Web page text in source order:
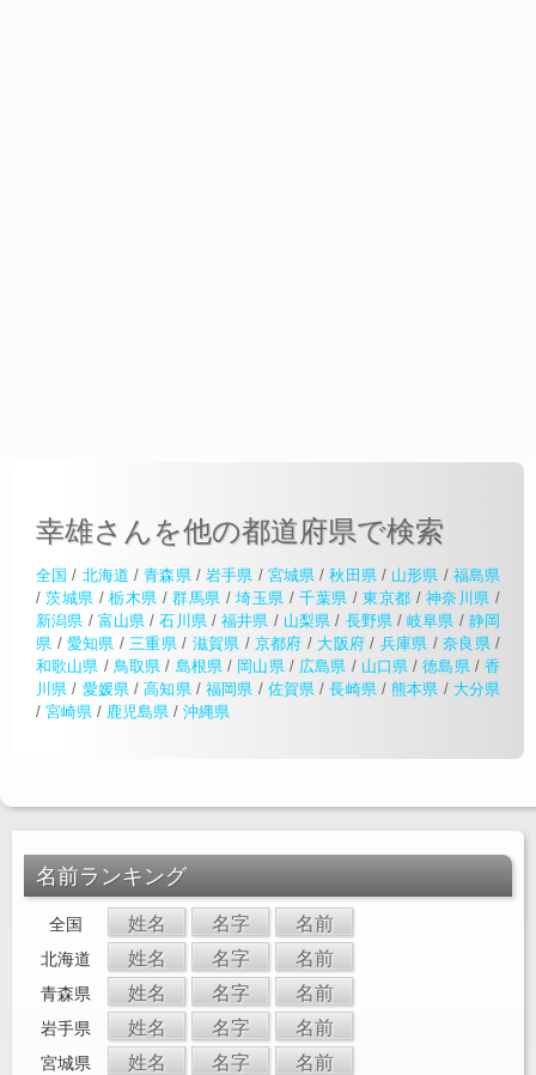
幸雄さんを他の都道府県で検索
全国 / 北海道 /青森県/ 岩手県 / 宮城県 /秋田県/ 山形県 / 福島県
/茨城県 /栃木県 /群馬県 /埼玉県 /千葉県 /東京都 /神奈川県 /
新潟県 / 富山県 /石川県/福井県 / 山梨県 / 長野県/岐阜県 / 静岡
県 / 愛知県 /三重県 / 滋賀県 / 京都府 / 大阪府 / 兵庫県 / 奈良県/
和歌山県 / 鳥取県 / 島根県/ 岡山県/ 広島県 / 山口県 /徳島県/香
川県 / 愛媛県/高知県/ 福岡県 / 佐賀県 /長崎県/熊本県 / 大分県
/ 宮崎県 / 鹿児島県 / 沖縄県
名前ランキング
全国 姓名 名字 名前
北海道 姓名 名字 名前
青森県 姓名 名字 名前
岩手県 姓名 名字 名前
宮城県 姓名 名字 名前